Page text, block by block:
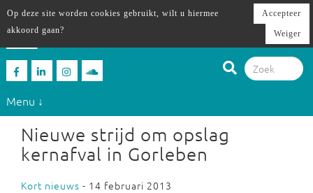
Menu ↓
Nieuwe strijd om opslag
kernafval in Gorleben
Kort nieuws - 14 februari 2013
Op deze site worden cookies gebruikt, wilt u hiermee
akkoord gaan?
Accepteer
Weiger